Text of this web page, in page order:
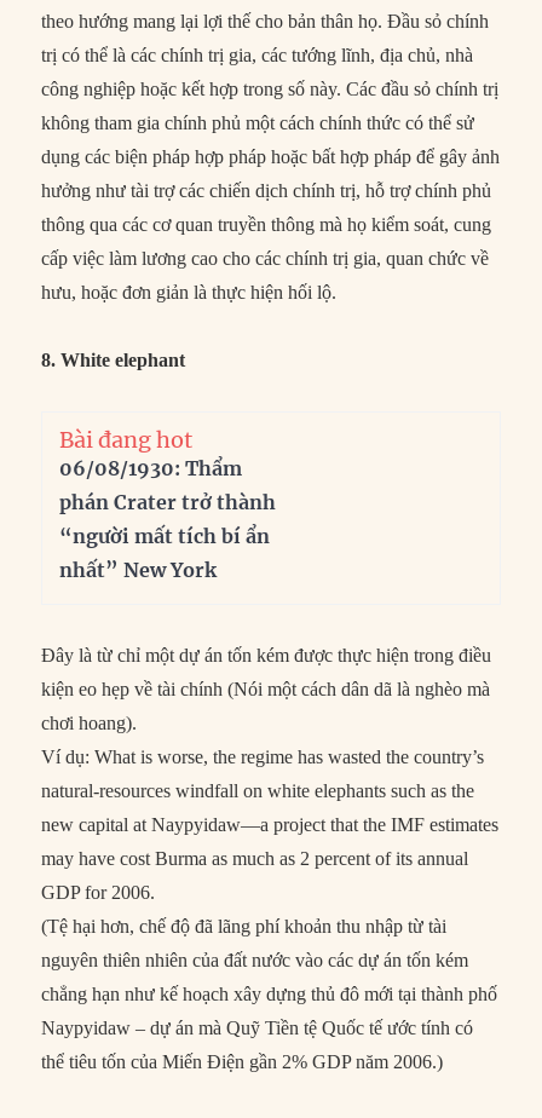
theo hướng mang lại lợi thế cho bản thân họ. Đầu sỏ chính
trị có thể là các chính trị gia, các tướng lĩnh, địa chủ, nhà
công nghiệp hoặc kết hợp trong số này. Các đầu sỏ chính trị
không tham gia chính phủ một cách chính thức có thể sử
dụng các biện pháp hợp pháp hoặc bất hợp pháp để gây ảnh
hưởng như tài trợ các chiến dịch chính trị, hỗ trợ chính phủ
thông qua các cơ quan truyền thông mà họ kiểm soát, cung
cấp việc làm lương cao cho các chính trị gia, quan chức về
hưu, hoặc đơn giản là thực hiện hối lộ.
8. White elephant
Bài đang hot
06/08/1930: Thẩm
phán Crater trở thành
“người mất tích bí ẩn
nhất” New York
Đây là từ chỉ một dự án tốn kém được thực hiện trong điều
kiện eo hẹp về tài chính (Nói một cách dân dã là nghèo mà
chơi hoang).
Ví dụ: What is worse, the regime has wasted the country’s
natural-resources windfall on white elephants such as the
new capital at Naypyidaw—a project that the IMF estimates
may have cost Burma as much as 2 percent of its annual
GDP for 2006.
(Tệ hại hơn, chế độ đã lãng phí khoản thu nhập từ tài
nguyên thiên nhiên của đất nước vào các dự án tốn kém
chẳng hạn như kế hoạch xây dựng thủ đô mới tại thành phố
Naypyidaw – dự án mà Quỹ Tiền tệ Quốc tế ước tính có
thể tiêu tốn của Miến Điện gần 2% GDP năm 2006.)